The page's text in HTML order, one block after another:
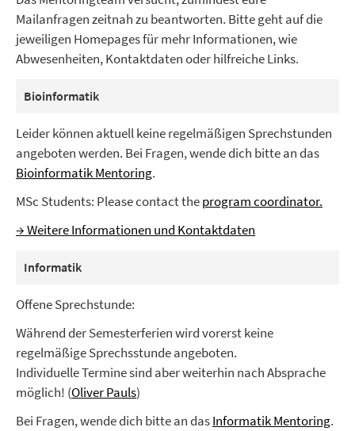
Mailanfragen zeitnah zu beantworten. Bitte geht auf die
jeweiligen Homepages für mehr Informationen, wie
Abwesenheiten, Kontaktdaten oder hilfreiche Links.
Bioinformatik
Leider können aktuell keine regelmäßigen Sprechstunden
angeboten werden. Bei Fragen, wende dich bitte an das
Bioinformatik Mentoring.
MSc Students: Please contact theprogram coordinator.
→ Weitere Informationen und Kontaktdaten
Informatik
Offene Sprechstunde:
Während der Semesterferien wird vorerst keine
regelmäßige Sprechsstunde angeboten.
Individuelle Termine sind aber weiterhin nach Absprache
möglich! (Oliver Pauls)
Bei Fragen, wende dich bitte an dasInformatik Mentoring.